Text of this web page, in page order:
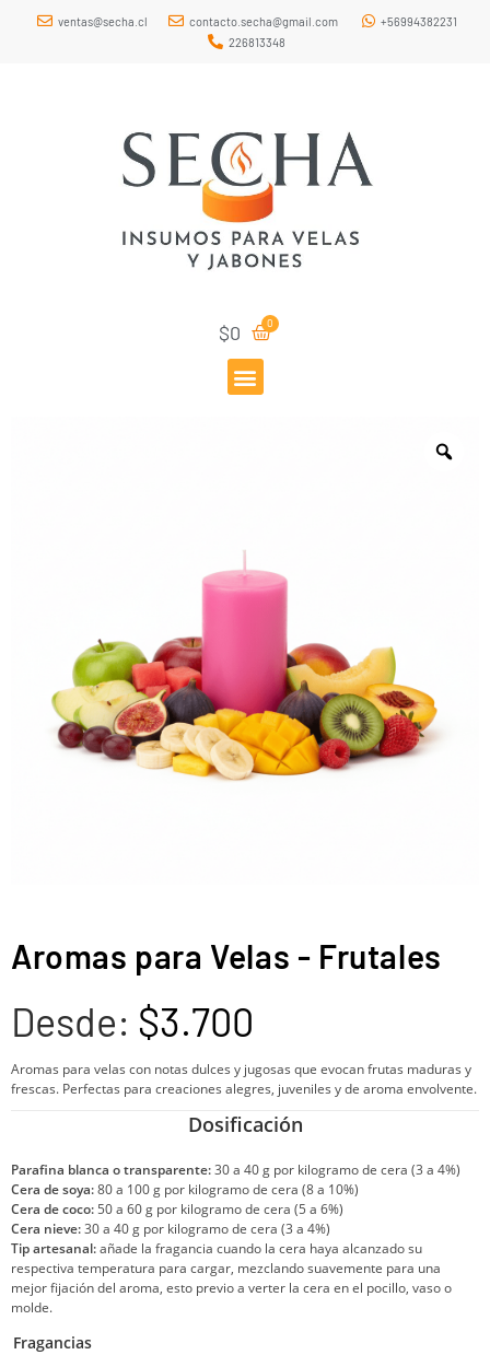
ventas@secha.cl contacto.secha@gmail.com
+56994382231
226813348
$0
Aromas para Velas - Frutales
Desde: $3.700
Aromas para velas con notas dulces y jugosas que evocan frutas maduras y
frescas. Perfectas para creaciones alegres, juveniles y de aroma envolvente.
Dosificación
Parafina blanca o transparente:30 a 40 g por kilogramo de cera (3 a 4%)
Cera de soya:80 a 100 g por kilogramo de cera (8 a 10%)
Cera de coco:50 a 60 g por kilogramo de cera (5 a 6%)
Cera nieve:30 a 40 g por kilogramo de cera (3 a 4%)
Tip artesanal:añade la fragancia cuando la cera haya alcanzado su
respectiva temperatura para cargar, mezclando suavemente para una
mejor fijación del aroma, esto previo a verter la cera en el pocillo, vaso o
molde.
Fragancias